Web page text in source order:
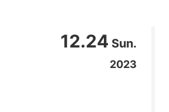
12.24 Sun.
2023